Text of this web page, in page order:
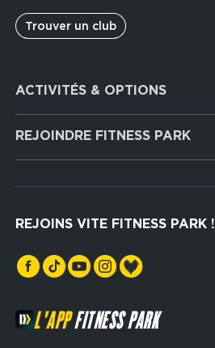
Trouver un club
services
ACTIVITÉS & OPTIONS
Cardio Training
Musculation
Hyrox Zone
Cross Training
REJOINDRE FITNESS PARK
REJOINS VITE FITNESS PARK !
L'APPFITNESS PARK